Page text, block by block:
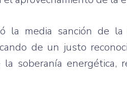
la media sanción de
de un justo
la soberanía